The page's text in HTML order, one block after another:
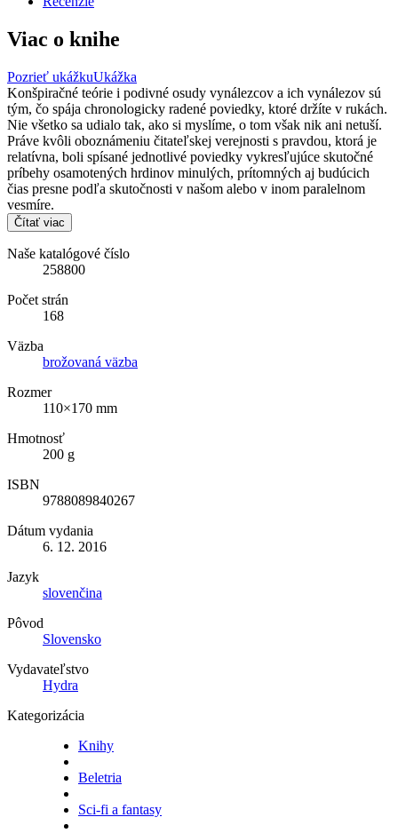
Viac o knihe
Pozrieť ukážkuUkážka
Konšpiračné teórie i podivné osudy vynálezcov a ich vynálezov sú
tým, čo spája chronologicky radené poviedky, ktoré držíte v rukách.
Nie všetko sa udialo tak, ako si myslíme, o tom však nik ani netuší.
Práve kvôli oboznámeniu čitateľskej verejnosti s pravdou, ktorá je
relatívna, boli spísané jednotlivé poviedky vykresľujúce skutočné
príbehy osamotených hrdinov minulých, prítomných aj budúcich
čias presne podľa skutočnosti v našom alebo v inom paralelnom
vesmíre.
Čítať viac
Naše katalógové číslo
258800
Počet strán
168
Väzba
brožovaná väzba
Rozmer
110×170 mm
Hmotnosť
200 g
ISBN
9788089840267
Dátum vydania
6. 12. 2016
Jazyk
slovenčina
Pôvod
Slovensko
Vydavateľstvo
Hydra
Kategorizácia
Knihy
Beletria
Sci-fi a fantasy